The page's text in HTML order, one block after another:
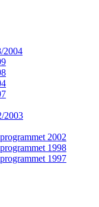
2004
2003
2002
1998
1997